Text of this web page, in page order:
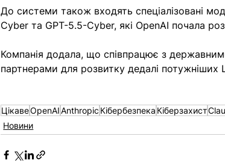
До системи також входять спеціалізовані
Cyber та GPT-5.5-Cyber, які OpenAI почала
Компанія додала, що співпрацює з
партнерами для розвитку дедалі потужніших
ЦікавеOpenAIAnthropic Кібербезпека Кіберзахист
Новини